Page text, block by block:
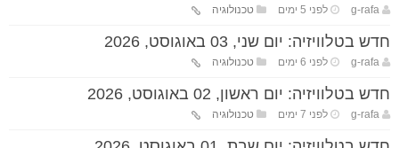
g-rafa לפני 5 ימים טכנולוגיה
חדש בטלוויזיה: יום שני, 03 באוגוסט, 2026
g-rafa לפני 6 ימים טכנולוגיה
חדש בטלוויזיה: יום ראשון, 02 באוגוסט, 2026
g-rafa לפני 7 ימים טכנולוגיה